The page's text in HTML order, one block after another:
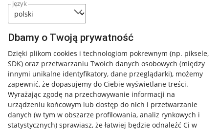
język
Dbamy o Twoją prywatność
Dzięki plikom cookies i technologiom pokrewnym (np. piksele,
SDK) oraz przetwarzaniu Twoich danych osobowych (między
innymi unikalne identyfikatory, dane przeglądarki), możemy
zapewnić, że dopasujemy do Ciebie wyświetlane treści.
Wyrażając zgodę na przechowywanie informacji na
urządzeniu końcowym lub dostęp do nich i przetwarzanie
danych (w tym w obszarze profilowania, analiz rynkowych i
statystycznych) sprawiasz, że łatwiej będzie odnaleźć Ci w